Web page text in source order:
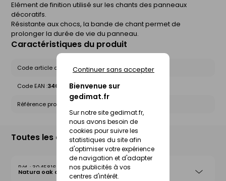
Bienvenue sur
gedimat.fr
Sur notre site gedimat.fr,
nous avons besoin de
cookies pour suivre les
statistiques du site afin
d'optimiser votre expérience
de navigation et d'adapter
nos publicités à vos
centres d'intérêt.
Continuer sans accepter
Elément de finition utilisé sur les chants des panneaux
décoratifs.
Résistante aux chocs, la bande de chant permet de
prolonger la durée de vie du panneau.
Caractéristiques du produit
Code article chez le fournisseur :10346916
Code EAN :3464186250661
Référence produit nationale Gedimat :
Toutes les déclinaisons
30458164
Natura oak classic